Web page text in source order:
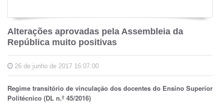
Alterações aprovadas pela Assembleia da
República muito positivas
26 de junho de 2017 16:07:00
Regime transitório de vinculação dos docentes do Ensino Superior
Politécnico (DL n.º 45/2016)